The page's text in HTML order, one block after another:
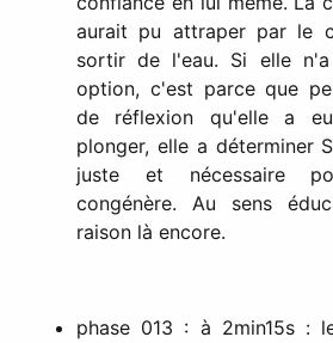
aurait pu attraper par le
sortir de l'eau. Si elle
option, c'est parce que
de réflexion qu'elle a
plonger, elle a déterminer
juste et nécessaire
congénère. Au sens
raison là encore.
phase 013 : à 2min15s :